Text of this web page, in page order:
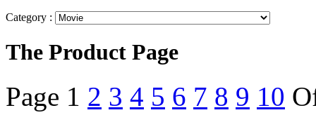
Category :
The Product Page
Page 1 2 3 4 5 6 7 8 9 10